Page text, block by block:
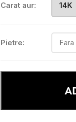
Carat aur: 14K
Pietre: